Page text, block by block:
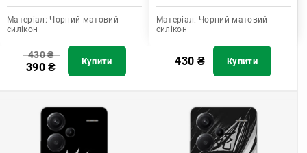
Матеріал: Чорний матовий
силікон
430₴
390₴ Купити
Матеріал: Чорний матовий
силікон
430 ₴ Купити